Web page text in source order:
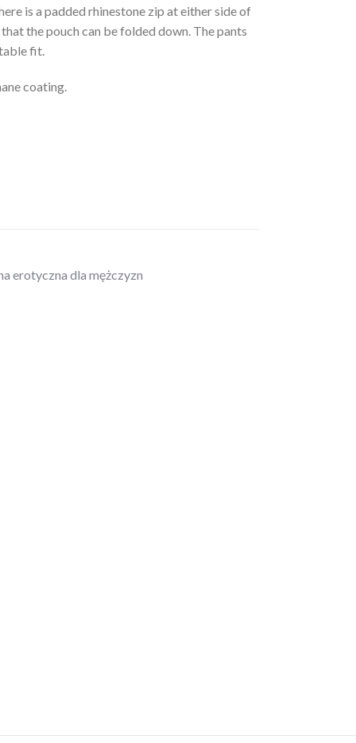
is a padded rhinestone zip at either side of
the pouch can be folded down. The pants
fit.
coating.
erotyczna dla mężczyzn